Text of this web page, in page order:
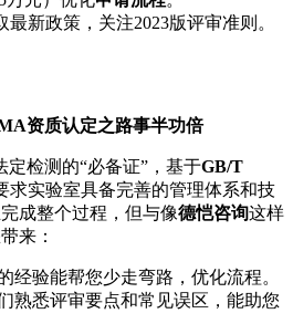
新政策，关注2023版评审准则。
资质认定之路事半功倍
定检测的“必备证”，基于GB/T
求实验室具备完善的管理体系和技
成整个过程，但与像德恺咨询这样
来：
经验能帮您少走弯路，优化流程。
熟悉评审要点和常见误区，能助您